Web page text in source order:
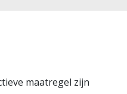
maatregel zijn